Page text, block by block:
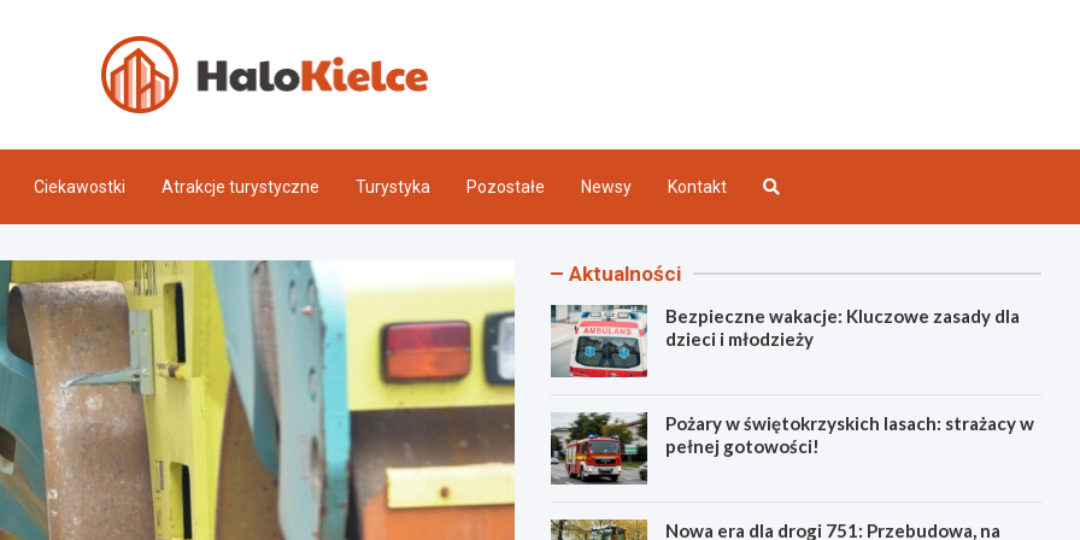
Ciekawostki Atrakcje turystyczne Turystyka Pozostałe Newsy Kontakt
Aktualności
Bezpieczne wakacje: Kluczowe zasady dla
dzieci i młodzieży
Pożary w świętokrzyskich lasach: strażacy w
pełnej gotowości!
Nowa era dla drogi 751: Przebudowa, na